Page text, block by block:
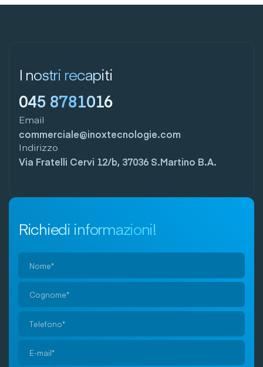
I nostri recapiti
045 8781016
Email
commerciale@inoxtecnologie.com
Indirizzo
Via Fratelli Cervi 12/b, 37036 S.Martino B.A.
Richiedi informazioni!